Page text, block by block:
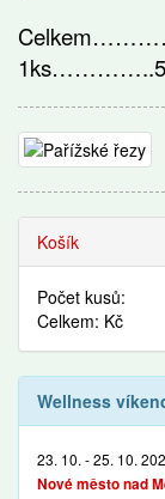
Košík
Počet kusů:
Celkem: Kč
Wellness
23. 10. - 25. 10.
Nové město nad